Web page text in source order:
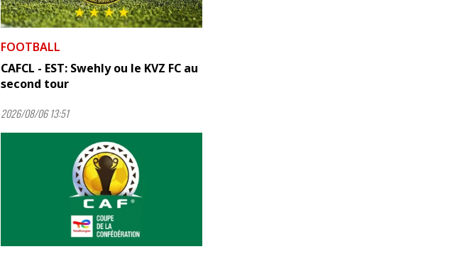
FOOTBALL
CAFCL - EST: Swehly ou le KVZ FC au
second tour
2026/08/06 13:51